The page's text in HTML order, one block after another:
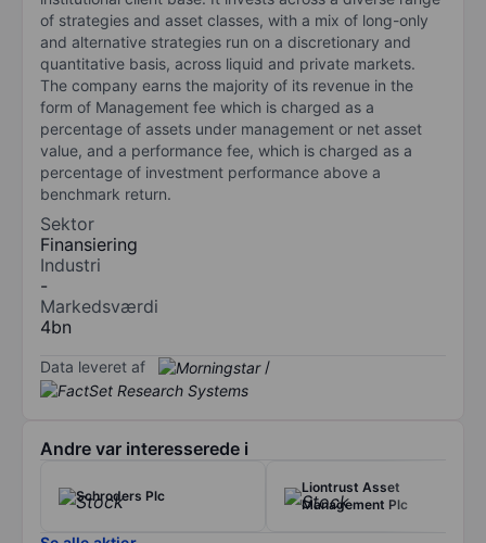
of strategies and asset classes, with a mix of long-only
and alternative strategies run on a discretionary and
quantitative basis, across liquid and private markets.
The company earns the majority of its revenue in the
form of Management fee which is charged as a
percentage of assets under management or net asset
value, and a performance fee, which is charged as a
percentage of investment performance above a
benchmark return.
Sektor
Finansiering
Industri
-
Markedsværdi
4bn
Data leveret af /
Andre var interesserede i
Schroders Plc
Liontrust Asset
Management Plc